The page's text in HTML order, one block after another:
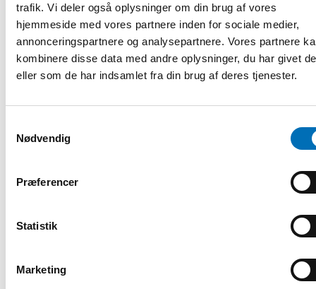
trafik. Vi deler også oplysninger om din brug af vores
hjemmeside med vores partnere inden for sociale medier,
annonceringspartnere og analysepartnere. Vores partnere
kombinere disse data med andre oplysninger, du har givet
eller som de har indsamlet fra din brug af deres tjenester.
Nødvendig
Præferencer
Statistik
Marketing
DØVBLINDHED
26 mar 2019
funktionsnedsättning
Att ha invandrarbakgrund och en funktionsnedsättning